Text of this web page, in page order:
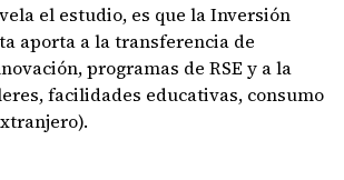
el estudio, es que la Inversión
aporta a la transferencia de
programas de RSE y a la
facilidades educativas, consumo